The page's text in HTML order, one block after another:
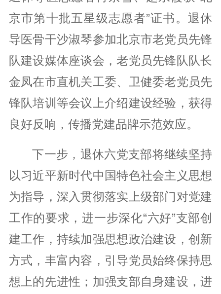
京市第十批五星级志愿者”证书。退休
导医骨干沙淑琴参加北京市老党员先锋
队建设媒体座谈会，老党员先锋队队长
金凤在市直机关工委、卫健委老党员先
锋队培训等会议上介绍建设经验，获得
良好反响，传播党建品牌示范效应。
下一步，退休六党支部将继续坚持
以习近平新时代中国特色社会主义思想
为指导，深入贯彻落实上级部门对党建
工作的要求，进一步深化“六好”支部创
建工作，持续加强思想政治建设，创新
方式，丰富内容，引导党员始终保持思
想上的先进性；加强支部自身建设，进